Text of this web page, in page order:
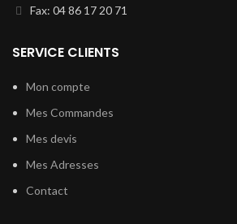
Fax: 04 86 17 20 71
SERVICE CLIENTS
Mon compte
Mes Commandes
Mes devis
Mes Adresses
Contact